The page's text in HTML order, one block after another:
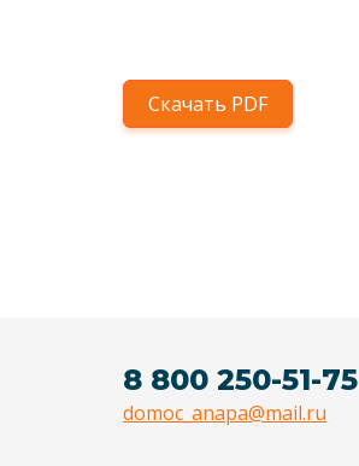
Скачать PDF
8 800 250-51-75
domoc_anapa@mail.ru